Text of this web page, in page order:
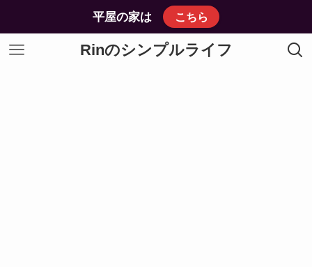
平屋の家は こちら
Rinのシンプルライフ